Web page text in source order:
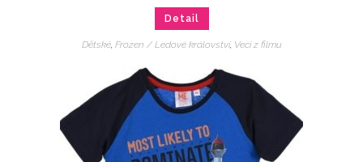
Detail
Dětské, Frozen / Ledové království, Veci z filmu